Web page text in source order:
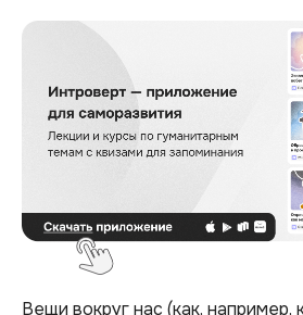
Вещи вокруг нас (как, например,